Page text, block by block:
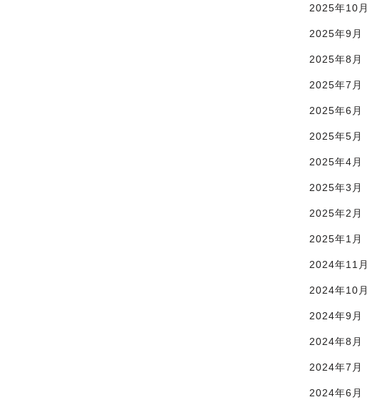
2025年10月
2025年9月
2025年8月
2025年7月
2025年6月
2025年5月
2025年4月
2025年3月
2025年2月
2025年1月
2024年11月
2024年10月
2024年9月
2024年8月
2024年7月
2024年6月